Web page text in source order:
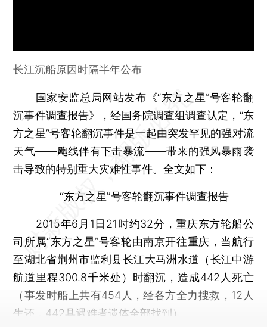
长江沉船原因时隔半年公布
国家安监总局网站发布《“东方之星”号客轮翻
沉事件调查报告》，经国务院调查组调查认定，“东
方之星”号客轮翻沉事件是一起由突发罕见的强对流
天气——飑线伴有下击暴流——带来的强风暴雨袭
击导致的特别重大灾难性事件。全文如下：
“东方之星”号客轮翻沉事件调查报告
2015年6月1日21时约32分，重庆东方轮船公
司所属“东方之星”号客轮由南京开往重庆，当航行
至湖北省荆州市监利县长江大马洲水道（长江中游
航道里程300.8千米处）时翻沉，造成442人死亡
（事发时船上共有454人，经各方全力搜救，12人
生还，442具遇难者遗体全部找到）。